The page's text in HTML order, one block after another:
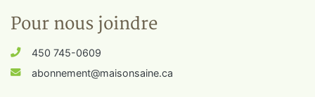
Pour nous joindre
450 745-0609
abonnement@maisonsaine.ca